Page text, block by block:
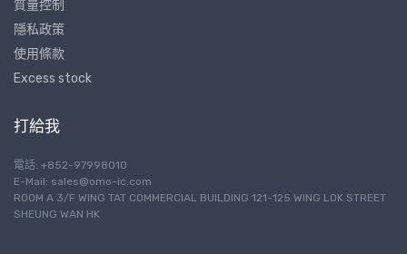
質量控制
隱私政策
使用條款
Excess stock
打給我
電話: +852-97998010
E-Mail: sales@omo-ic.com
ROOM A 3/F WING TAT COMMERCIAL BUILDING 121-125 WING LOK STREET
SHEUNG WAN HK